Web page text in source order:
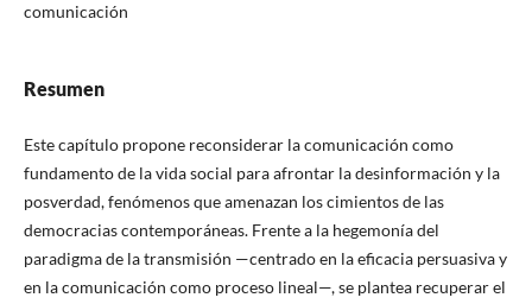
comunicación
Resumen
Este capítulo propone reconsiderar la comunicación como
fundamento de la vida social para afrontar la desinformación y la
posverdad, fenómenos que amenazan los cimientos de las
democracias contemporáneas. Frente a la hegemonía del
paradigma de la transmisión —centrado en la eficacia persuasiva y
en la comunicación como proceso lineal—, se plantea recuperar el